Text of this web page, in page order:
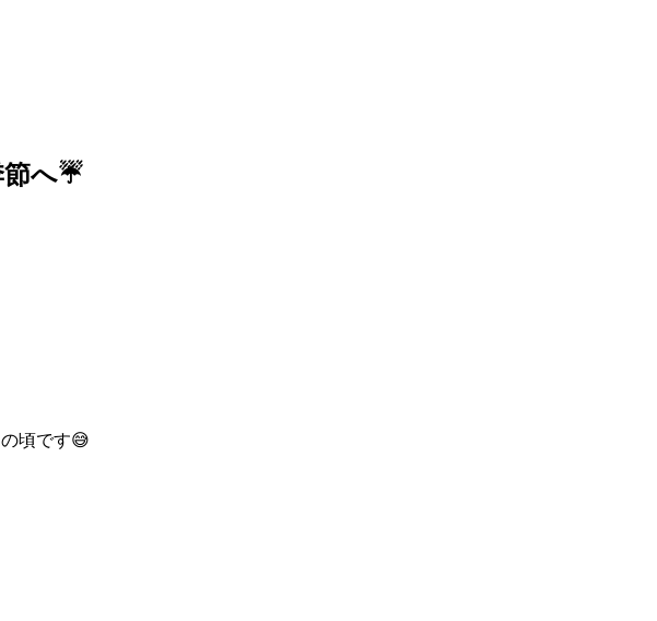
へ☔
頃です😅